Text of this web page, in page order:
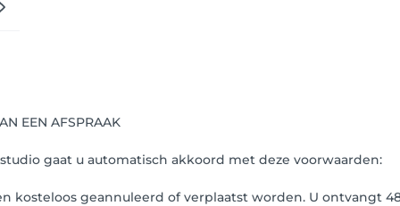
EEN AFSPRAAK
gaat u automatisch akkoord met deze voorwaarden:
kosteloos geannuleerd of verplaatst worden. U ontvangt